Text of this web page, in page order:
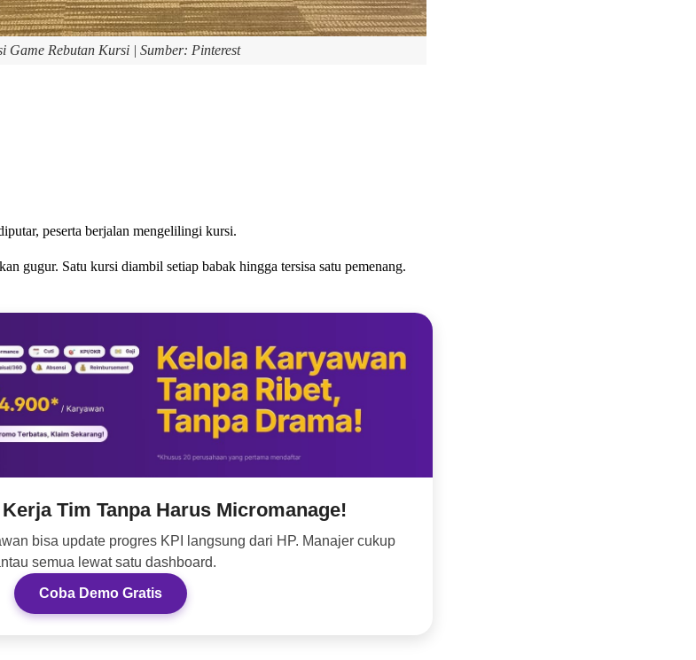
Game Rebutan Kursi | Sumber: Pinterest
peserta berjalan mengelilingi kursi.
gugur. Satu kursi diambil setiap babak hingga tersisa satu pemenang.
Tim Tanpa Harus Micromanage!
bisa update progres KPI langsung dari HP. Manajer cukup
semua lewat satu dashboard.
Coba Demo Gratis